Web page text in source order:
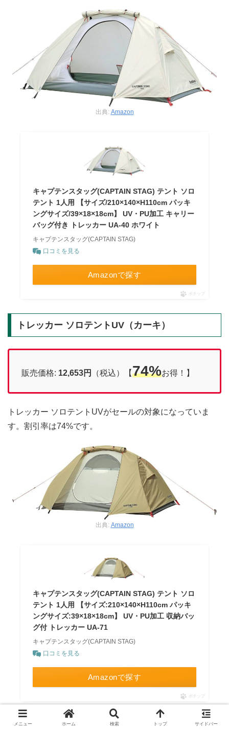
出典: Amazon
キャプテンスタッグ(CAPTAIN STAG) テント ソロ
テント 1人用 【サイズ/210×140×H110cm パッキ
ングサイズ/39×18×18cm】 UV・PU加工 キャリー
バッグ付き トレッカー UA-40 ホワイト
キャプテンスタッグ(CAPTAIN STAG)
口コミを見る
Amazonで探す
ポチップ
トレッカー ソロテントUV（カーキ）
販売価格: 12,653円 （税込）【74%お得！】
トレッカー ソロテントUVがセールの対象になっていま
す。割引率は74%です。
出典: Amazon
キャプテンスタッグ(CAPTAIN STAG) テント ソロ
テント 1人用 【サイズ:210×140×H110cm パッキ
ングサイズ:39×18×18cm】 UV・PU加工 収納バッ
グ付 トレッカー UA-71
キャプテンスタッグ(CAPTAIN STAG)
口コミを見る
Amazonで探す
ポチップ
ワンポールテント DXオクタゴン 460UV
メニュー ホーム 検索 トップ サイドバー